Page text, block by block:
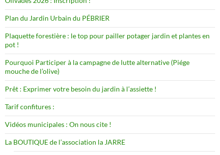
Plan du Jardin Urbain du PÉBRIER
Plaquette forestière : le top pour pailler potager jardin et plantes en
pot !
Pourquoi Participer à la campagne de lutte alternative (Piége
mouche de l’olive)
Prêt : Exprimer votre besoin du jardin à l’assiette !
Tarif confitures :
Vidéos municipales : On nous cite !
La BOUTIQUE de l’association la JARRE